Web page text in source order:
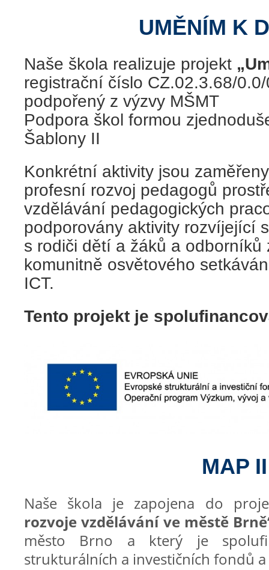
UMĚNÍM K
Naše škola realizuje projekt
registrační číslo CZ.02.3.68/
podpořený z výzvy MŠMT
Podpora škol formou
Šablony II
Konkrétní aktivity jsou
profesní rozvoj pedagogů
vzdělávání pedagogických
podporovány aktivity rozvíjející
s rodiči dětí a žáků a odborníků
komunitně osvětového
ICT.
Tento projekt je
MAP II
Naše škola je zapojena do
rozvoje vzdělávání ve městě
město Brno a který je
strukturálních a investičních fondů